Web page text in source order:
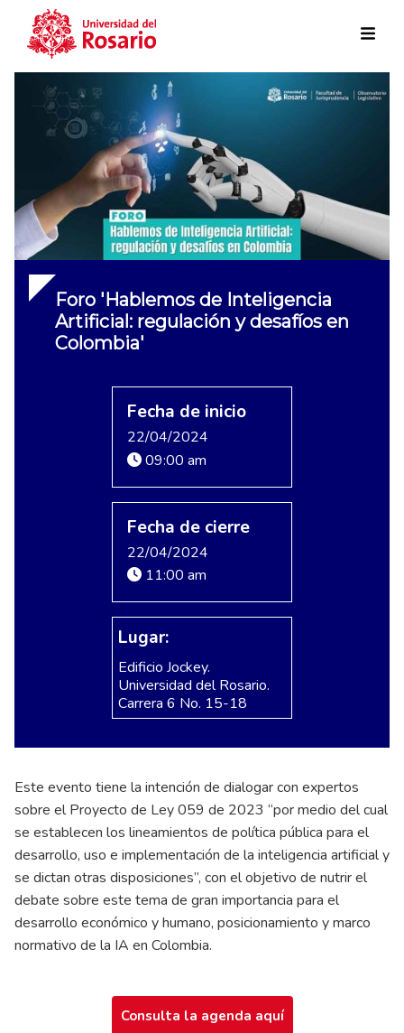
Skip to main content
Foro 'Hablemos de Inteligencia
Artificial: regulación y desafíos en
Colombia'
Fecha de inicio
22/04/2024
09:00 am
Fecha de cierre
22/04/2024
11:00 am
Lugar:
Edificio Jockey.
Universidad del Rosario.
Carrera 6 No. 15-18
Este evento tiene la intención de dialogar con expertos
sobre el Proyecto de Ley 059 de 2023 “por medio del cual
se establecen los lineamientos de política pública para el
desarrollo, uso e implementación de la inteligencia artificial y
se dictan otras disposiciones”, con el objetivo de nutrir el
debate sobre este tema de gran importancia para el
desarrollo económico y humano, posicionamiento y marco
normativo de la IA en Colombia.
Consulta la agenda aquí